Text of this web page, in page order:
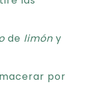
de limón y
por